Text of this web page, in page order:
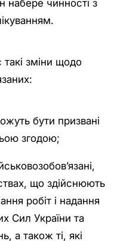
набере чинності з
зміни щодо
бути призвані
згодою;
що здійснюють
робіт і надання
Сил України та
а також ті, які